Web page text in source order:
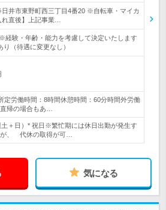
日井市東野町西三丁目4番20 ※自転車・マイカ
直後】上記事業…
経験・年齢・能力を考慮して決定いたします
（待遇に変更なし）
定労働時間：8時間休憩時間：60分時間外労働
帰の場合もあ…
＋日）* 祝日※繁忙期には休日出勤が発生す
、 代休の取得が可…
気になる